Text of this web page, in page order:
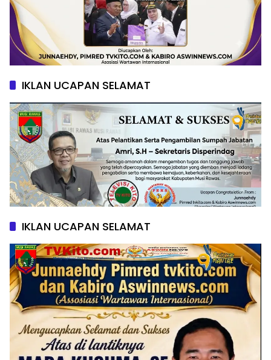
IKLAN UCAPAN SELAMAT
IKLAN UCAPAN SELAMAT